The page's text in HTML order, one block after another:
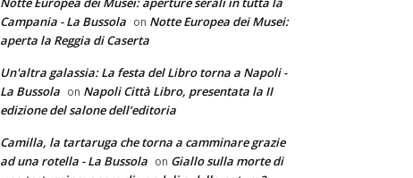
Campania - La Bussola on Notte Europea dei Musei:
aperta la Reggia di Caserta
Un'altra galassia: La festa del Libro torna a Napoli -
La Bussola on Napoli Città Libro, presentata la II
edizione del salone dell’editoria
Camilla, la tartaruga che torna a camminare grazie
ad una rotella - La Bussola on Giallo sulla morte di